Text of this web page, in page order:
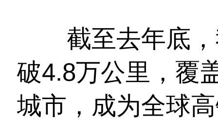
截至去年底，
破4.8万公里，覆
城市，成为全球